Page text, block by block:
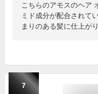
こちらのアモスのヘア
ミド成分が配合されて
まりのある髪に仕上が
7